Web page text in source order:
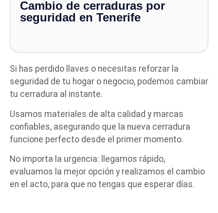
Si has perdido llaves o necesitas reforzar la
seguridad de tu hogar o negocio, podemos cambiar
tu cerradura al instante.
Usamos materiales de alta calidad y marcas
confiables, asegurando que la nueva cerradura
funcione perfecto desde el primer momento.
No importa la urgencia: llegamos rápido,
evaluamos la mejor opción y realizamos el cambio
en el acto, para que no tengas que esperar días.
Cambio de cerraduras por
seguridad en Tenerife